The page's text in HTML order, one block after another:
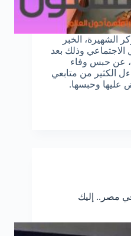
الشهيرة، الخبر
الاجتماعي وذلك بعد
عن حبس وفاء
الكثير من متابعي
عليها وحبسها.
مصر.. إليك